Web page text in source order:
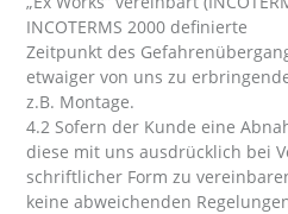
INCOTERMS 2000 definierte
Zeitpunkt des
etwaiger von uns zu
z.B. Montage.
4.2 Sofern der Kunde eine
diese mit uns ausdrücklich bei
schriftlicher Form zu
keine abweichenden